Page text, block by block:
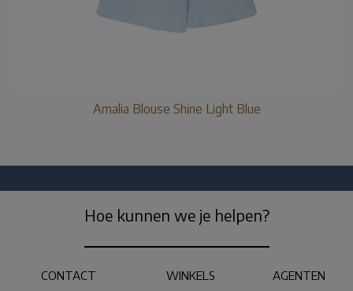
Amalia Blouse Shine Light Blue
Hoe kunnen we je helpen?
CONTACT WINKELS AGENTEN